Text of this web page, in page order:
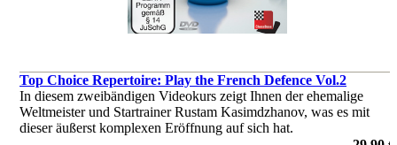
Top Choice Repertoire: Play the French Defence Vol.2
In diesem zweibändigen Videokurs zeigt Ihnen der ehemalige
Weltmeister und Startrainer Rustam Kasimdzhanov, was es mit
dieser äußerst komplexen Eröffnung auf sich hat.